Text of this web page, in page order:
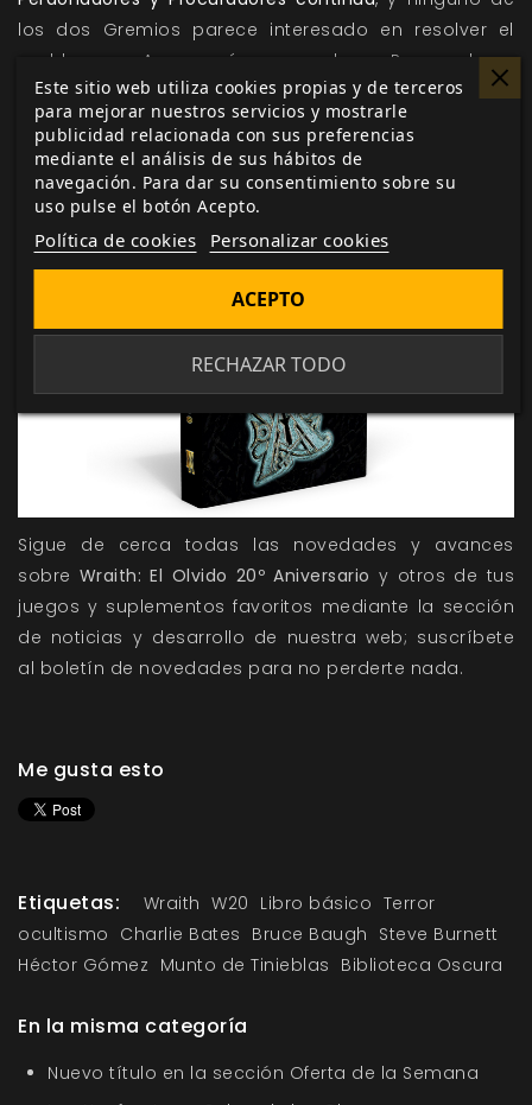
los dos Gremios parece interesado en resolver el
problema. Aun así, con los Procuradores
considerados como peligrosos y terroríficos forajidos
y los Perdonadores como miembros vitales de la
sociedad de los Sin Reposo,está claro qué lado
escoge la mayoría de wraiths.
Sigue de cerca todas las novedades y avances
sobre Wraith: El Olvido 20º Aniversario y otros de tus
juegos y suplementos favoritos mediante la sección
de noticias y desarrollo de nuestra web; suscríbete
al boletín de novedades para no perderte nada.
Me gusta esto
Etiquetas: Wraith W20 Libro básico Terror
ocultismo Charlie Bates Bruce Baugh Steve Burnett
Héctor Gómez Munto de Tinieblas Biblioteca Oscura
En la misma categoría
Nuevo título en la sección Oferta de la Semana
Este sitio web utiliza cookies propias y de terceros
para mejorar nuestros servicios y mostrarle
publicidad relacionada con sus preferencias
mediante el análisis de sus hábitos de
navegación. Para dar su consentimiento sobre su
uso pulse el botón Acepto.
Política de cookies Personalizar cookies
RECHAZAR TODO
ACEPTO